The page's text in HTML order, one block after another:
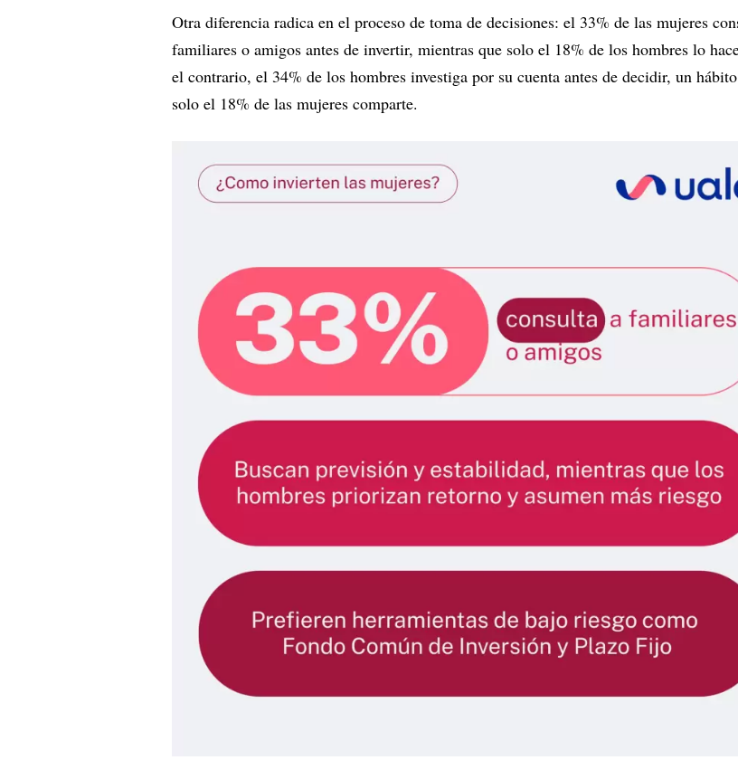
Otra diferencia radica en el proceso de toma de decisiones: el 33% de las mujeres
familiares o amigos antes de invertir, mientras que solo el 18% de los hombres lo
el contrario, el 34% de los hombres investiga por su cuenta antes de decidir, un
solo el 18% de las mujeres comparte.